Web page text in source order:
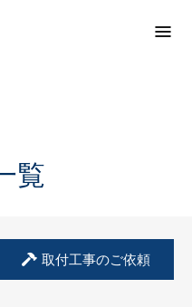
覧
取付工事のご依頼